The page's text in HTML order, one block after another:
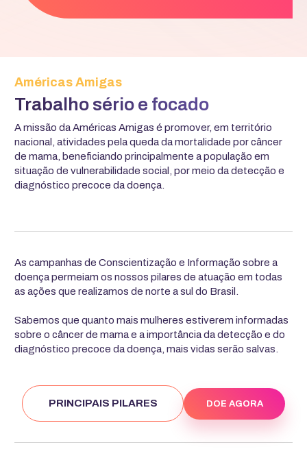
Américas Amigas
Trabalho sério e focado
A missão da Américas Amigas é promover, em território
nacional, atividades pela queda da mortalidade por câncer
de mama, beneficiando principalmente a população em
situação de vulnerabilidade social, por meio da detecção e
diagnóstico precoce da doença.
As campanhas de Conscientização e Informação sobre a
doença permeiam os nossos pilares de atuação em todas
as ações que realizamos de norte a sul do Brasil.
Sabemos que quanto mais mulheres estiverem informadas
sobre o câncer de mama e a importância da detecção e do
diagnóstico precoce da doença, mais vidas serão salvas.
PRINCIPAIS PILARES DOE AGORA